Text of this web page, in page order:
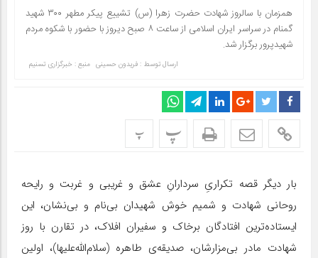
همز‌مان با سالروز شهادت حضرت زهرا (س) تشییع پیکر مطهر ۳۰۰ شهید
گمنام در سراسر ایران اسلامی از ساعت ۸ صبح دیروز با حضور با شکوه مردم
شهیدپرور برگزار شد.
ارسال توسط : فریدون حسینی منبع : خبرگزاری تسنیم
پ پ
بار دیگر قصه تکراریِ سردارانِ عشق و غریبی و غربت و رایحه
روحانی شهادت و شمیم خوش شهیدان بی‌نام و بی‌نشان، این
ایستاده‌ترین افتادگان برخاک و سفیران افلاک، در تقارن با روز
شهادت مادر بی‌مزارشان، صدیقه‌ی طاهره (سلام‌الله‌علیها)، اولین